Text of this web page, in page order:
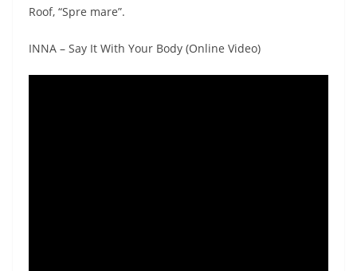
Roof, “Spre mare”.
INNA – Say It With Your Body (Online Video)